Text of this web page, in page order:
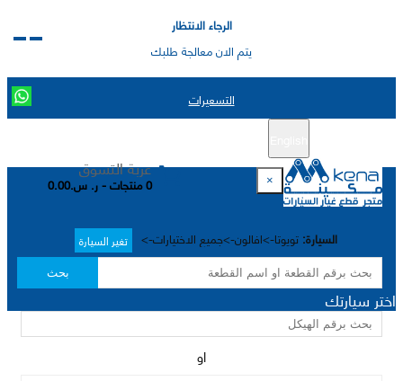
الرجاء الانتظار
يتم الان معالجة طلبك
التسعيرات
عربة التسوق
0 منتجات - ر. س.0.00
السيارة: تويوتا->افالون->جميع الاختيارات-> تغير السيارة
بحث
×
اختر سيارتك
او